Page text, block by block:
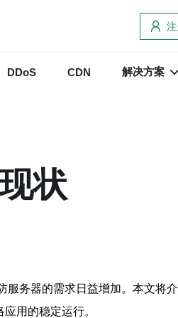
DDoS CDN 解决方案
状
务器的需求日益增加。本文将
用的稳定运行。